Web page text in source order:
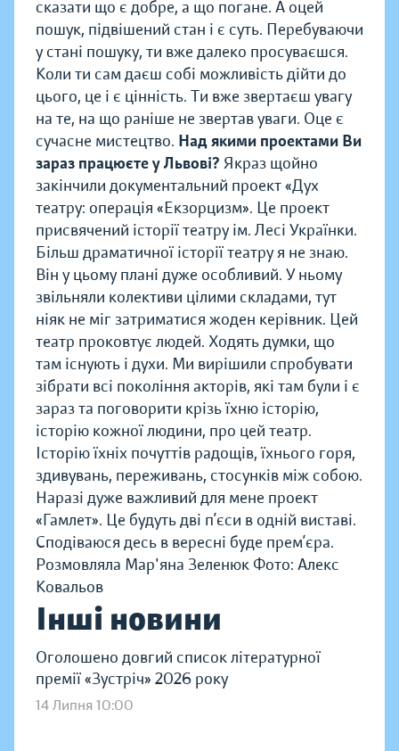
сказати що є добре, а що погане. А оцей
пошук, підвішений стан і є суть. Перебуваючи
у стані пошуку, ти вже далеко просуваєшся.
Коли ти сам даєш собі можливість дійти до
цього, це і є цінність. Ти вже звертаєш увагу
на те, на що раніше не звертав уваги. Оце є
сучасне мистецтво. Над якими проектами Ви
зараз працюєте у Львові? Якраз щойно
закінчили документальний проект «Дух
театру: операція «Екзорцизм». Це проект
присвячений історії театру ім. Лесі Українки.
Більш драматичної історії театру я не знаю.
Він у цьому плані дуже особливий. У ньому
звільняли колективи цілими складами, тут
ніяк не міг затриматися жоден керівник. Цей
театр проковтує людей. Ходять думки, що
там існують і духи. Ми вирішили спробувати
зібрати всі покоління акторів, які там були і є
зараз та поговорити крізь їхню історію,
історію кожної людини, про цей театр.
Історію їхніх почуттів радощів, їхнього горя,
здивувань, переживань, стосунків між собою.
Наразі дуже важливий для мене проект
«Гамлет». Це будуть дві п’єси в одній виставі.
Сподіваюся десь в вересні буде прем’єра.
Розмовляла Мар'яна Зеленюк Фото: Алекс
Ковальов
Інші новини
Оголошено довгий список літературної
премії «Зустріч» 2026 року
14 Липня 10:00